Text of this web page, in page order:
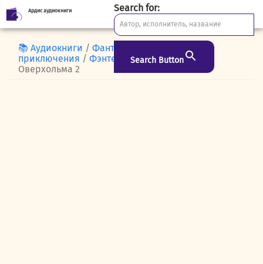
Skip
to
Ардис аудиокниги Search for:
Search Button
📚 Аудиокниги / Фантастика и
приключения / Фэнтези
/ Ледяные маски
Оверхольма 2